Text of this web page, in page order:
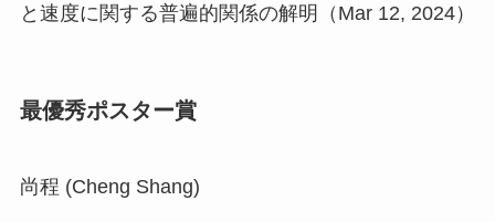
と速度に関する普遍的関係の解明（Mar 12, 2024）
最優秀ポスター賞
尚程 (Cheng Shang)